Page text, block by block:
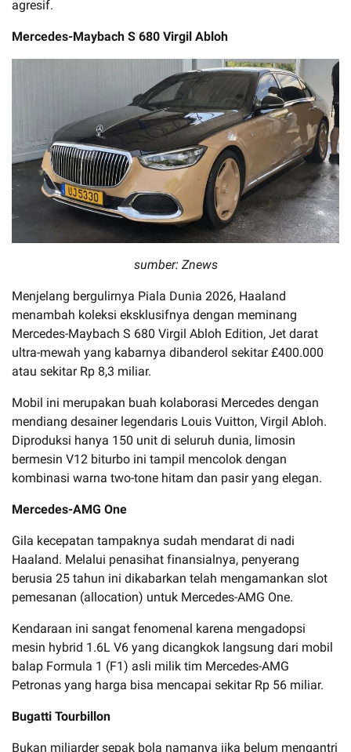
agresif.
Mercedes-Maybach S 680 Virgil Abloh
sumber: Znews
Menjelang bergulirnya Piala Dunia 2026, Haaland
menambah koleksi eksklusifnya dengan meminang
Mercedes-Maybach S 680 Virgil Abloh Edition, Jet darat
ultra-mewah yang kabarnya dibanderol sekitar £400.000
atau sekitar Rp 8,3 miliar.
Mobil ini merupakan buah kolaborasi Mercedes dengan
mendiang desainer legendaris Louis Vuitton, Virgil Abloh.
Diproduksi hanya 150 unit di seluruh dunia, limosin
bermesin V12 biturbo ini tampil mencolok dengan
kombinasi warna two-tone hitam dan pasir yang elegan.
Mercedes-AMG One
Gila kecepatan tampaknya sudah mendarat di nadi
Haaland. Melalui penasihat finansialnya, penyerang
berusia 25 tahun ini dikabarkan telah mengamankan slot
pemesanan (allocation) untuk Mercedes-AMG One.
Kendaraan ini sangat fenomenal karena mengadopsi
mesin hybrid 1.6L V6 yang dicangkok langsung dari mobil
balap Formula 1 (F1) asli milik tim Mercedes-AMG
Petronas yang harga bisa mencapai sekitar Rp 56 miliar.
Bugatti Tourbillon
Bukan miliarder sepak bola namanya jika belum mengantri